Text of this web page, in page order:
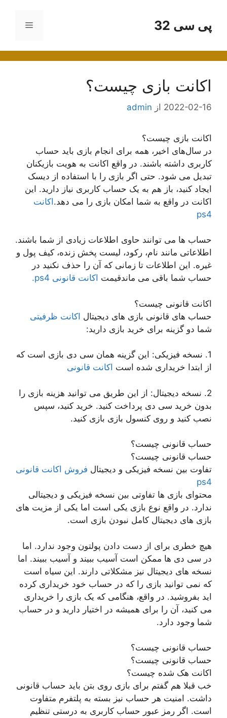
محتواپی سی 32 فهرست
اکانت بازی چیست؟
2022-02-16 از admin
اکانت بازی چیست؟
در سال‌های اخیر، همه برای انجام بازی باید حساب
کاربری داشته باشند. در واقع اکانت به هویت بازیکنان
تبدیل می شود. حتی اگر بازی را با استفاده از دیسک
ایجاد کنید، باز هم به یک حساب کاربری نیاز دارید. این
اکانت در واقع به شما امکان بازی را می دهد.اکانت
ps4
حساب ها می توانند حاوی اطلاعات زیادی از شما باشند.
اطلاعاتی مانند نام، رکود، لیست پخش زنده، کیف پول و
غیره. این اطلاعات تا زمانی که آن را حذف نکنید در
حساب شما باقی می ماندقیمت اکانت قانونی ps4.
اکانت قانونی چیست؟
حساب های قانونی بازی های دیجیتال اکانت ظرفیتی
شما دو گزینه برای خرید بازی دارید:
1. نسخه فیزیکی: این گزینه همان سی دی بازی است که
از ابتدا خریداری شده است اکانت قانونی
2. نسخه دیجیتال: از این طریق می توانید هزینه بازی را
بدون خرید سی دی پرداخت کنید. خرید کنید، سپس
نصب کنید و روی کنسول بازی بازی کنید.
حساب قانونی چیست؟
حساب قانونی چیست؟
تفاوت بین نسخه فیزیکی و دیجیتال فروش اکانت قانونی
ps4
محتوای بازی ها تفاوتی بین نسخه فیزیکی و دیجیتالی
ندارد. در واقع نوع بازی یکی است اما یکی از مزیت های
بازی های دیجیتال کامل نبودن بازی است.
هیچ خطری برای از دست دادن پولتون وجود ندارد. اما
در سی دی ها ممکن است آسیب ببیند و آسیب ببیند. اما
نسخه های دیجیتال نیز مشکلاتی دارند. این سیاه است
که نمی توانید بازی را که در حساب خود خریداری کرده
اید بفروشید. در واقع، هنگامی که یک بازی را خریداری
می کنید، آن را برای همیشه در اختیار دارید و در حساب
شما وجود دارد.
حساب قانونی چیست؟
حساب قانونی چیست؟
اکانت هک شده چیست؟
خب قبلا هم گفتم برای بازی روی بتن باید حساب قانونی
داشت. امنیت هر حساب نیز بسته به پلتفرم متفاوت
است. اگر رمز عبور حساب کاربری به درستی تنظیم